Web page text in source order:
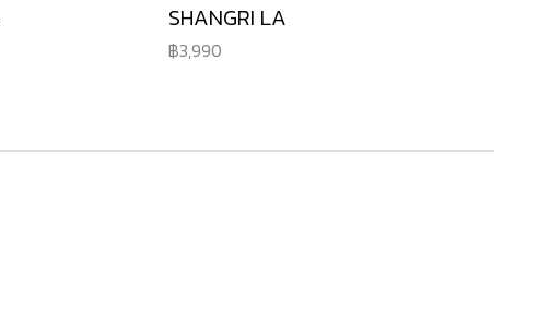
SHANGRI LA
3,990